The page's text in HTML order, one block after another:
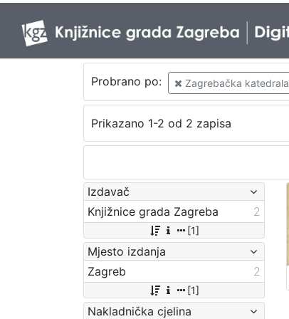
Probrano po: Zagrebačka katedrala
Prikazano 1-2 od 2 zapisa
Izdavač
Knjižnice grada Zagreba
2
[1]
Mjesto izdanja
Zagreb
2
[1]
Nakladnička cjelina